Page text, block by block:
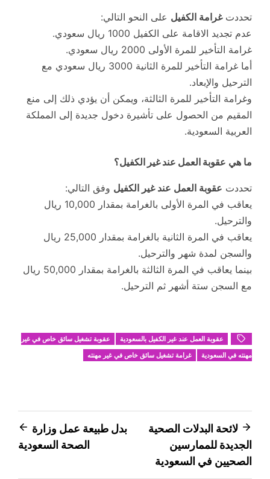
تحددتغرامة الكفيل على النحو التالي:
عدم تجديد الاقامة على الكفيل 1000 ريال سعودي.
غرامة التأخير للمرة الأولى 2000 ريال سعودي.
أما غرامة التأخير للمرة الثانية 3000 ريال سعودي مع
الترحيل والإبعاد.
وغرامة التأخير للمرة الثالثة، ويمكن أن يؤدي ذلك إلى منع
المقيم من الحصول على تأشيرة دخول جديدة إلى المملكة
العربية السعودية.
ما هي عقوبة العمل عند غير الكفيل؟
تحددت عقوبة العمل عند غير الكفيل وفق التالي:
يعاقب في المرة الأولى بالغرامة بمقدار 10,000 ريال
والترحيل.
يعاقب في المرة الثانية بالغرامة بمقدار 25,000 ريال
والسجن لمدة شهر والترحيل.
بينما يعاقب في المرة الثالثة بالغرامة بمقدار 50,000 ريال
مع السجن ستة أشهر ثم الترحيل.
عقوبة العمل عند غير الكفيل بالسعودية
عقوبة تشغيل سائق خاص في غير
مهنته في السعودية
غرامة تشغيل سائق خاص في غير مهنته
تصفّح
المقالات
لائحة البدلات الصحية
الجديدة للممارسين
الصحيين في السعودية
بدل طبيعة عمل وزارة
الصحة السعودية